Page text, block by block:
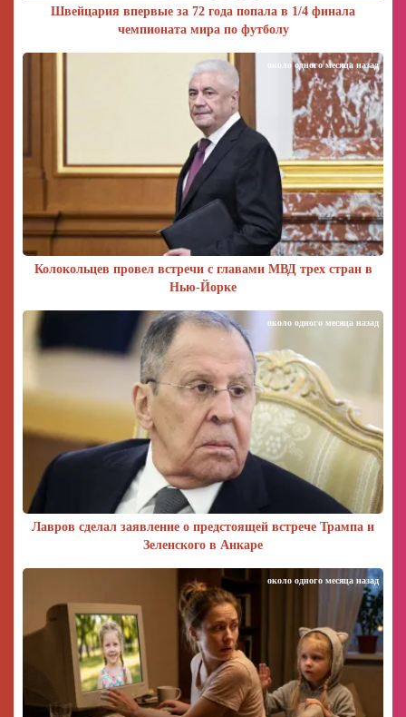
Швейцария впервые за 72 года попала в 1/4 финала
чемпионата мира по футболу
Колокольцев провел встречи с главами МВД трех стран в
Нью-Йорке
около одного месяца назад
Лавров сделал заявление о предстоящей встрече Трампа и
Зеленского в Анкаре
около одного месяца назад
около одного месяца назад